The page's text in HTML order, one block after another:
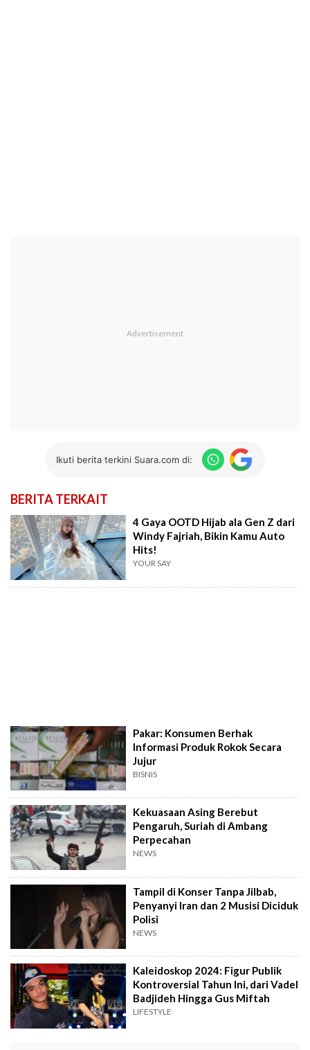
Ikuti berita terkini Suara.com di:
BERITA TERKAIT
4 Gaya OOTD Hijab ala Gen Z dari
Windy Fajriah, Bikin Kamu Auto
Hits!
YOUR SAY
Pakar: Konsumen Berhak
Informasi Produk Rokok Secara
Jujur
BISNIS
Kekuasaan Asing Berebut
Pengaruh, Suriah di Ambang
Perpecahan
NEWS
Tampil di Konser Tanpa Jilbab,
Penyanyi Iran dan 2 Musisi Diciduk
Polisi
NEWS
Kaleidoskop 2024: Figur Publik
Kontroversial Tahun Ini, dari Vadel
Badjideh Hingga Gus Miftah
LIFESTYLE